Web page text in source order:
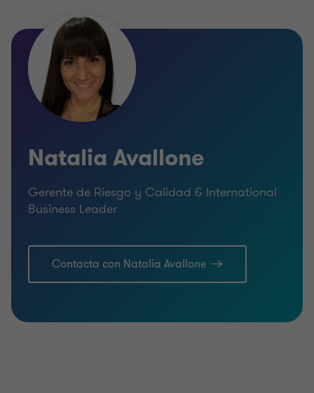
Natalia Avallone
Gerente de Riesgo y Calidad & International
Business Leader
Contacta con Natalia Avallone